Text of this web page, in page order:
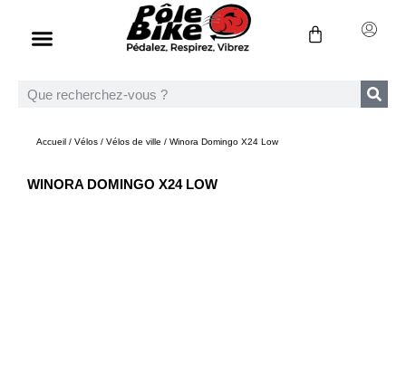
Accueil / Vélos / Vélos de ville / Winora Domingo X24 Low
WINORA DOMINGO X24 LOW